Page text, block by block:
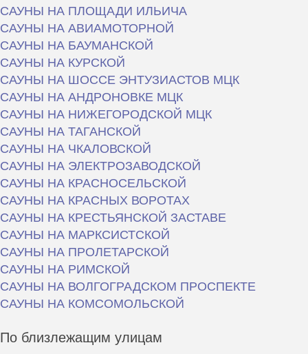
САУНЫ НА ПЛОЩАДИ ИЛЬИЧА
САУНЫ НА АВИАМОТОРНОЙ
САУНЫ НА БАУМАНСКОЙ
САУНЫ НА КУРСКОЙ
САУНЫ НА ШОССЕ ЭНТУЗИАСТОВ МЦК
САУНЫ НА АНДРОНОВКЕ МЦК
САУНЫ НА НИЖЕГОРОДСКОЙ МЦК
САУНЫ НА ТАГАНСКОЙ
САУНЫ НА ЧКАЛОВСКОЙ
САУНЫ НА ЭЛЕКТРОЗАВОДСКОЙ
САУНЫ НА КРАСНОСЕЛЬСКОЙ
САУНЫ НА КРАСНЫХ ВОРОТАХ
САУНЫ НА КРЕСТЬЯНСКОЙ ЗАСТАВЕ
САУНЫ НА МАРКСИСТСКОЙ
САУНЫ НА ПРОЛЕТАРСКОЙ
САУНЫ НА РИМСКОЙ
САУНЫ НА ВОЛГОГРАДСКОМ ПРОСПЕКТЕ
САУНЫ НА КОМСОМОЛЬСКОЙ
По близлежащим улицам